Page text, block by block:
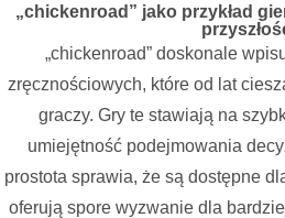
„chickenroad” jako przykład
„chickenroad” doskonale
zręcznościowych, które od lat
graczy. Gry te stawiają na
umiejętność podejmowania
prostota sprawia, że są dostępne
oferują spore wyzwanie dla